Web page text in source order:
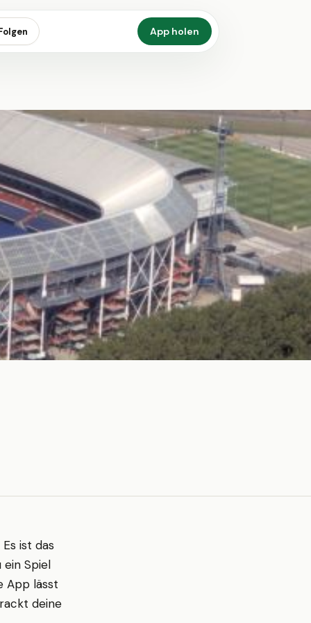
App holen
Es ist das
ein Spiel
App lässt
deine